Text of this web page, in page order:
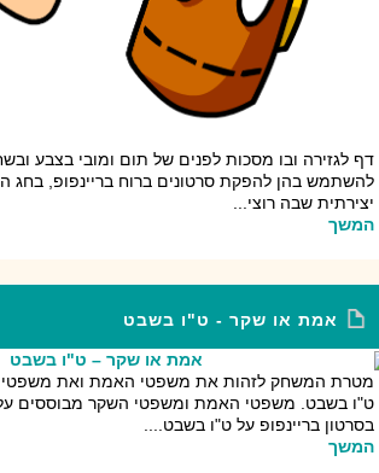
דף לגזירה ובו מסכות לפנים של תום ומובי בצבע
להשתמש בהן להפקת סרטונים ברוח בריינפופ, בחג
יצירתית שבה רוצי...
המשך
אמת או שקר - ט"ו בשבט
מטרת המשחק לזהות את משפטי האמת ואת
ט"ו בשבט. משפטי האמת ומשפטי השקר מבוססים
בסרטון בריינפופ על ט"ו בשבט....
המשך